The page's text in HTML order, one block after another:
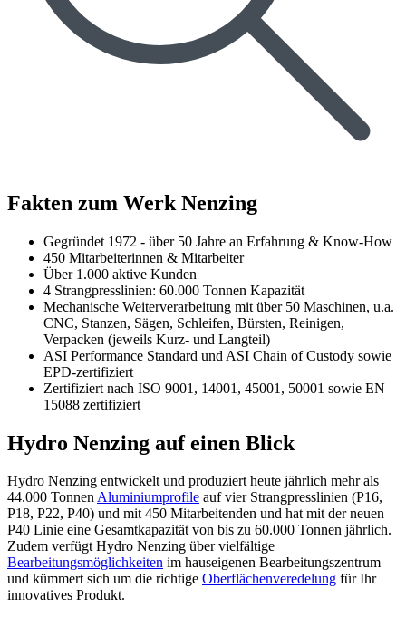
Fakten zum Werk Nenzing
Gegründet 1972 - über 50 Jahre an Erfahrung & Know-How
450 Mitarbeiterinnen & Mitarbeiter
Über 1.000 aktive Kunden
4 Strangpresslinien: 60.000 Tonnen Kapazität
Mechanische Weiterverarbeitung mit über 50 Maschinen, u.a.
CNC, Stanzen, Sägen, Schleifen, Bürsten, Reinigen,
Verpacken (jeweils Kurz- und Langteil)
ASI Performance Standard und ASI Chain of Custody sowie
EPD-zertifiziert
Zertifiziert nach ISO 9001, 14001, 45001, 50001 sowie EN
15088 zertifiziert
Hydro Nenzing auf einen Blick
Hydro Nenzing entwickelt und produziert heute jährlich mehr als
44.000 TonnenAluminiumprofile auf vier Strangpresslinien (P16,
P18, P22, P40) und mit 450 Mitarbeitenden und hat mit der neuen
P40 Linie eine Gesamtkapazität von bis zu 60.000 Tonnen jährlich.
Zudem verfügt Hydro Nenzing über vielfältige
Bearbeitungsmöglichkeiten im hauseigenen Bearbeitungszentrum
und kümmert sich um die richtige Oberflächenveredelung für Ihr
innovatives Produkt.